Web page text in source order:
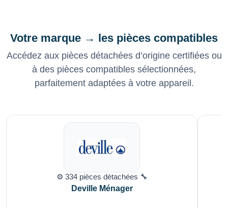
Votre marque → les pièces compatibles
Accédez aux pièces détachées d’origine certifiées ou
à des pièces compatibles sélectionnées,
parfaitement adaptées à votre appareil.
⚙️ 334 pièces détachées 🔧
Deville Ménager